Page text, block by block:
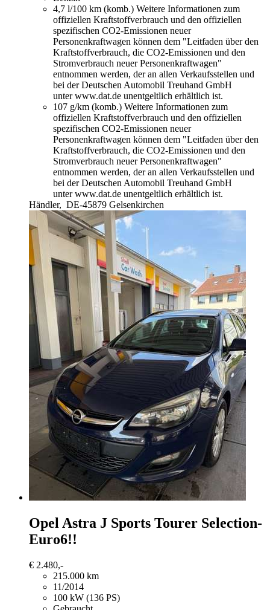
4,7 l/100 km (komb.) Weitere Informationen zum
offiziellen Kraftstoffverbrauch und den offiziellen
spezifischen CO2-Emissionen neuer
Personenkraftwagen können dem "Leitfaden über den
Kraftstoffverbrauch, die CO2-Emissionen und den
Stromverbrauch neuer Personenkraftwagen"
entnommen werden, der an allen Verkaufsstellen und
bei der Deutschen Automobil Treuhand GmbH
unter www.dat.de unentgeltlich erhältlich ist.
107 g/km (komb.) Weitere Informationen zum
offiziellen Kraftstoffverbrauch und den offiziellen
spezifischen CO2-Emissionen neuer
Personenkraftwagen können dem "Leitfaden über den
Kraftstoffverbrauch, die CO2-Emissionen und den
Stromverbrauch neuer Personenkraftwagen"
entnommen werden, der an allen Verkaufsstellen und
bei der Deutschen Automobil Treuhand GmbH
unter www.dat.de unentgeltlich erhältlich ist.
Händler, DE-45879 Gelsenkirchen
Opel Astra J Sports Tourer Selection-
Euro6!!
€ 2.480,-
215.000 km
11/2014
100 kW (136 PS)